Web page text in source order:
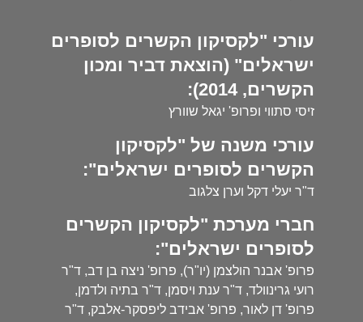
עורכי "לקסיקון הקשרים לסופרים
ישראלים" (הוצאת דביר ומכון
הקשרים, 2014):
זיסי סתווי ופרופ' יגאל שוורץ
עורכי משנה של "לקסיקון
הקשרים לסופרים ישראלים":
ד"ר יעלי דקל וערן צלגוב
חברי מערכת "לקסיקון הקשרים
לסופרים ישראלים":
פרופ' אבנר הולצמן (יו"ר), פרופ' ניצה בן דב, ד"ר
רועי גרינוולד, ד"ר ענת ויסמן, ד"ר בתיה ולדמן,
פרופ' דן לאור, פרופ' אבידב ליפסקר-אלבק, ד"ר